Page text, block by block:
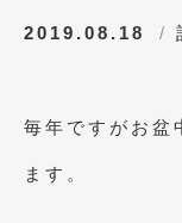
2019.08.18
毎年ですがお盆
ます。